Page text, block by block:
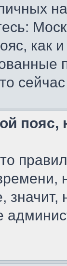
как
пояс,
значит,